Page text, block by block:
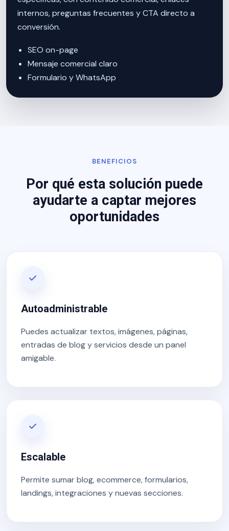
internos, preguntas frecuentes y CTA directo a
conversión.
SEO on-page
Mensaje comercial claro
Formulario y WhatsApp
BENEFICIOS
Por qué esta solución puede
ayudarte a captar mejores
oportunidades
Autoadministrable
Puedes actualizar textos, imágenes, páginas,
entradas de blog y servicios desde un panel
amigable.
Escalable
Permite sumar blog, ecommerce, formularios,
landings, integraciones y nuevas secciones.